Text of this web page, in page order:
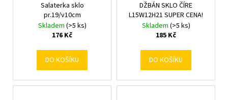
Salaterka sklo
pr.19/v10cm
Skladem (>5 ks)
176 Kč
DO KOŠÍKU
DŽBÁN SKLO ČÍRE
L15W12H21 SUPER CENA!
Skladem (>5 ks)
185 Kč
DO KOŠÍKU